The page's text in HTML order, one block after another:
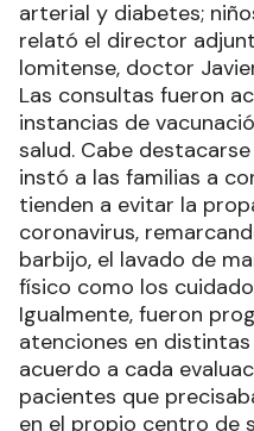
arterial y diabetes;
relató el director
lomitense, doctor
Las consultas fueron
instancias de
salud. Cabe
instó a las familias a
tienden a evitar la
coronavirus,
barbijo, el lavado de
físico como los
Igualmente, fueron
atenciones en
acuerdo a cada
pacientes que
en el propio centro de